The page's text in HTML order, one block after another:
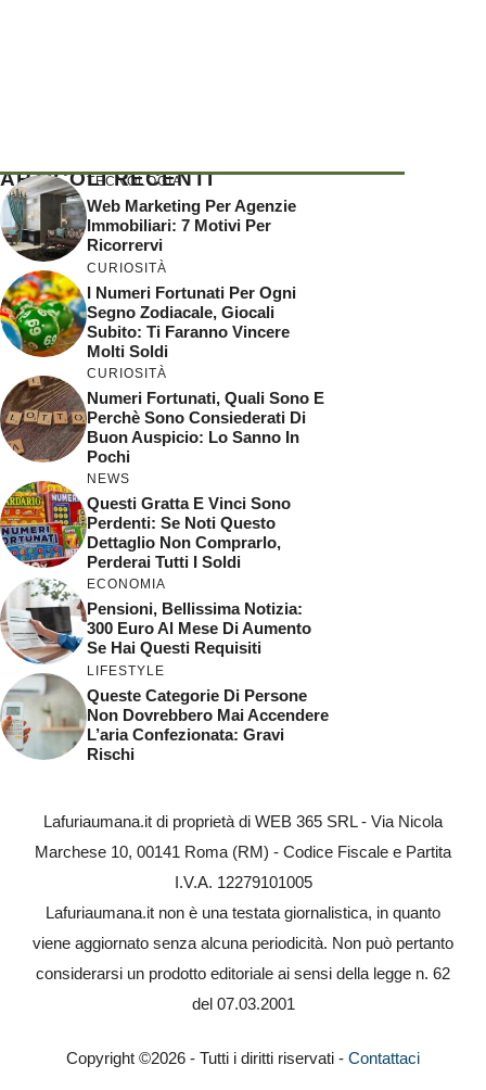
ARTICOLI RECENTI
TECNOLOGIA
Web Marketing Per Agenzie
Immobiliari: 7 Motivi Per
Ricorrervi
CURIOSITÀ
I Numeri Fortunati Per Ogni
Segno Zodiacale, Giocali
Subito: Ti Faranno Vincere
Molti Soldi
CURIOSITÀ
Numeri Fortunati, Quali Sono E
Perchè Sono Consiederati Di
Buon Auspicio: Lo Sanno In
Pochi
NEWS
Questi Gratta E Vinci Sono
Perdenti: Se Noti Questo
Dettaglio Non Comprarlo,
Perderai Tutti I Soldi
ECONOMIA
Pensioni, Bellissima Notizia:
300 Euro Al Mese Di Aumento
Se Hai Questi Requisiti
LIFESTYLE
Queste Categorie Di Persone
Non Dovrebbero Mai Accendere
L’aria Confezionata: Gravi
Rischi
Lafuriaumana.it di proprietà di WEB 365 SRL - Via Nicola
Marchese 10, 00141 Roma (RM) - Codice Fiscale e Partita
I.V.A. 12279101005
Lafuriaumana.it non è una testata giornalistica, in quanto
viene aggiornato senza alcuna periodicità. Non può pertanto
considerarsi un prodotto editoriale ai sensi della legge n. 62
del 07.03.2001
Copyright ©2026 - Tutti i diritti riservati - Contattaci